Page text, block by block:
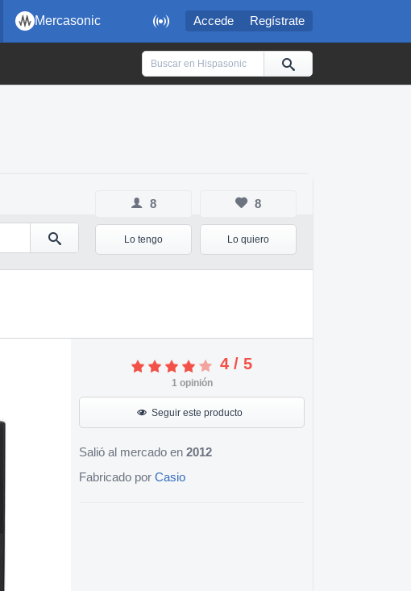
 Accede Regístrate
Mercasonic
8
Lo tengo
8
Lo quiero
4 / 5
1opinión
Seguir este producto
Salió al mercado en 2012
Fabricado por Casio